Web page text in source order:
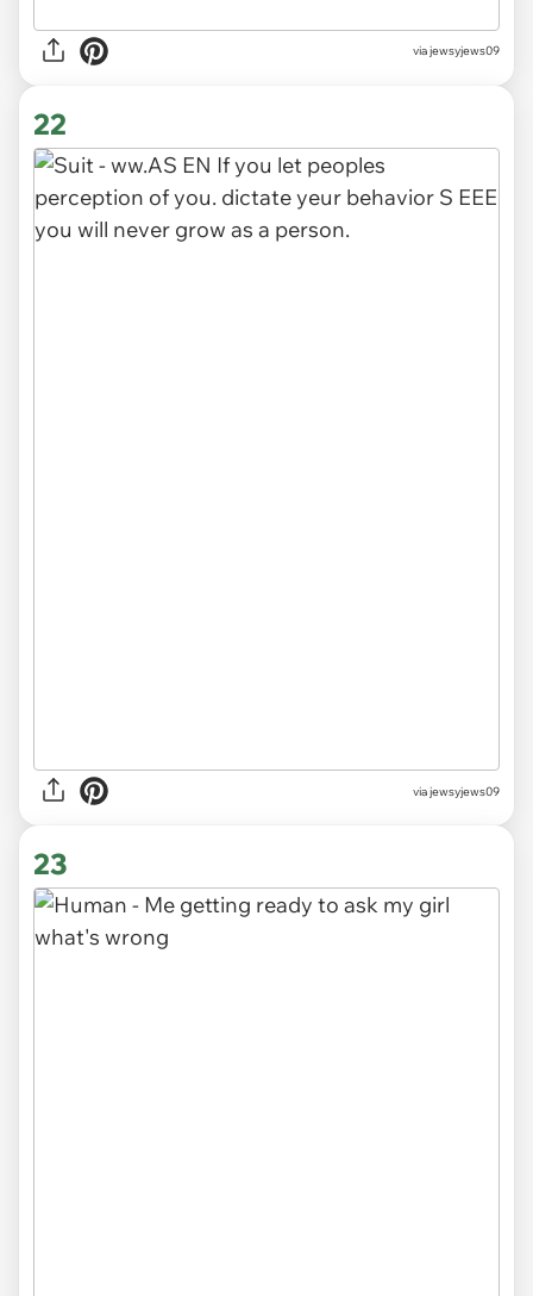
via jewsyjews09
22
via jewsyjews09
23